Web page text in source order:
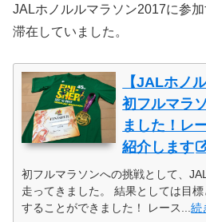
JALホノルルマラソン2017に参
滞在していました。
【JALホノ
初フルマラ
ました！レ
紹介します
初フルマラソンへの挑戦として、
走ってきました。 結果としては目
することができました！ レース...続